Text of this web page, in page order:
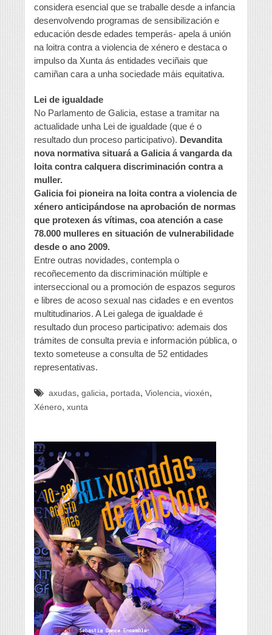
considera esencial que se traballe desde a infancia
desenvolvendo programas de sensibilización e
educación desde edades temperás- apela á unión
na loitra contra a violencia de xénero e destaca o
impulso da Xunta ás entidades veciñais que
camiñan cara a unha sociedade máis equitativa.
Lei de igualdade
No Parlamento de Galicia, estase a tramitar na
actualidade unha Lei de igualdade (que é o
resultado dun proceso participativo). Devandita
nova normativa situará a Galicia á vangarda da
loita contra calquera discriminación contra a
muller.
Galicia foi pioneira na loita contra a violencia de
xénero anticipándose na aprobación de normas
que protexen ás vítimas, coa atención a case
78.000 mulleres en situación de vulnerabilidade
desde o ano 2009.
Entre outras novidades, contempla o
recoñecemento da discriminación múltiple e
interseccional ou a promoción de espazos seguros
e libres de acoso sexual nas cidades e en eventos
multitudinarios. A Lei galega de igualdade é
resultado dun proceso participativo: ademais dos
trámites de consulta previa e información pública, o
texto someteuse a consulta de 52 entidades
representativas.
axudas, galicia, portada, Violencia, vioxén,
Xénero, xunta